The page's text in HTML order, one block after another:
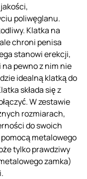
poliwęglanu.
Klatka na
chroni penisa
stanowi erekcji,
pewno z nim nie
idealną klatką do
składa się z
W zestawie
rozmiarach,
do swoich
metalowego
tylko prawdziwy
zamka)